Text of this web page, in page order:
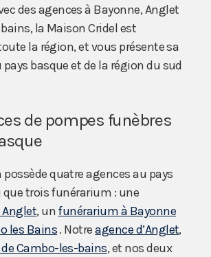
des agences à Bayonne, Anglet
la Maison Cridel est
la région, et vous présente sa
basque et de la région du sud
de pompes funèbres
quatre agences au pays
que trois funérarium : une
, unfunérarium à Bayonne
les Bains. Notreagence d’Anglet,
Cambo-les-bains, et nos deux